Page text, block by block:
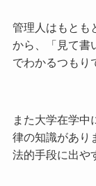
管理人はもとも
から、「見て書
でわかるつもり
また大学在学中
律の知識があり
法的手段に出や